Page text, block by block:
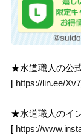
★水道職人の公
[ https://lin.ee/
★水道職人のイ
[ https://